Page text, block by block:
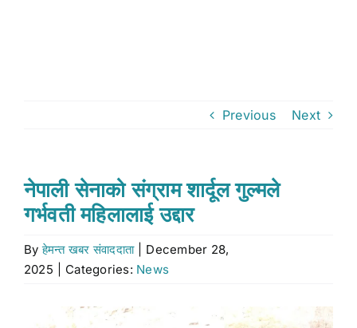
Stock market
Search
Previous Next
नेपाली सेनाको संग्राम शार्दूल गुल्मले
गर्भवती महिलालाई उद्दार
Byहेमन्त खबर संवाददाता
December 28,
2025
Categories: News